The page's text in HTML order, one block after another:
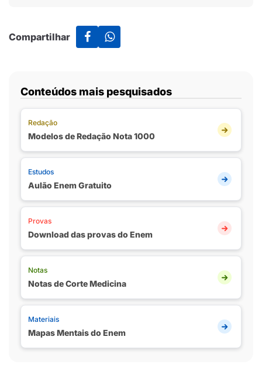
Compartilhar
Conteúdos mais pesquisados
Redação
Modelos de Redação Nota 1000
Estudos
Aulão Enem Gratuito
Provas
Download das provas do Enem
Notas
Notas de Corte Medicina
Materiais
Mapas Mentais do Enem